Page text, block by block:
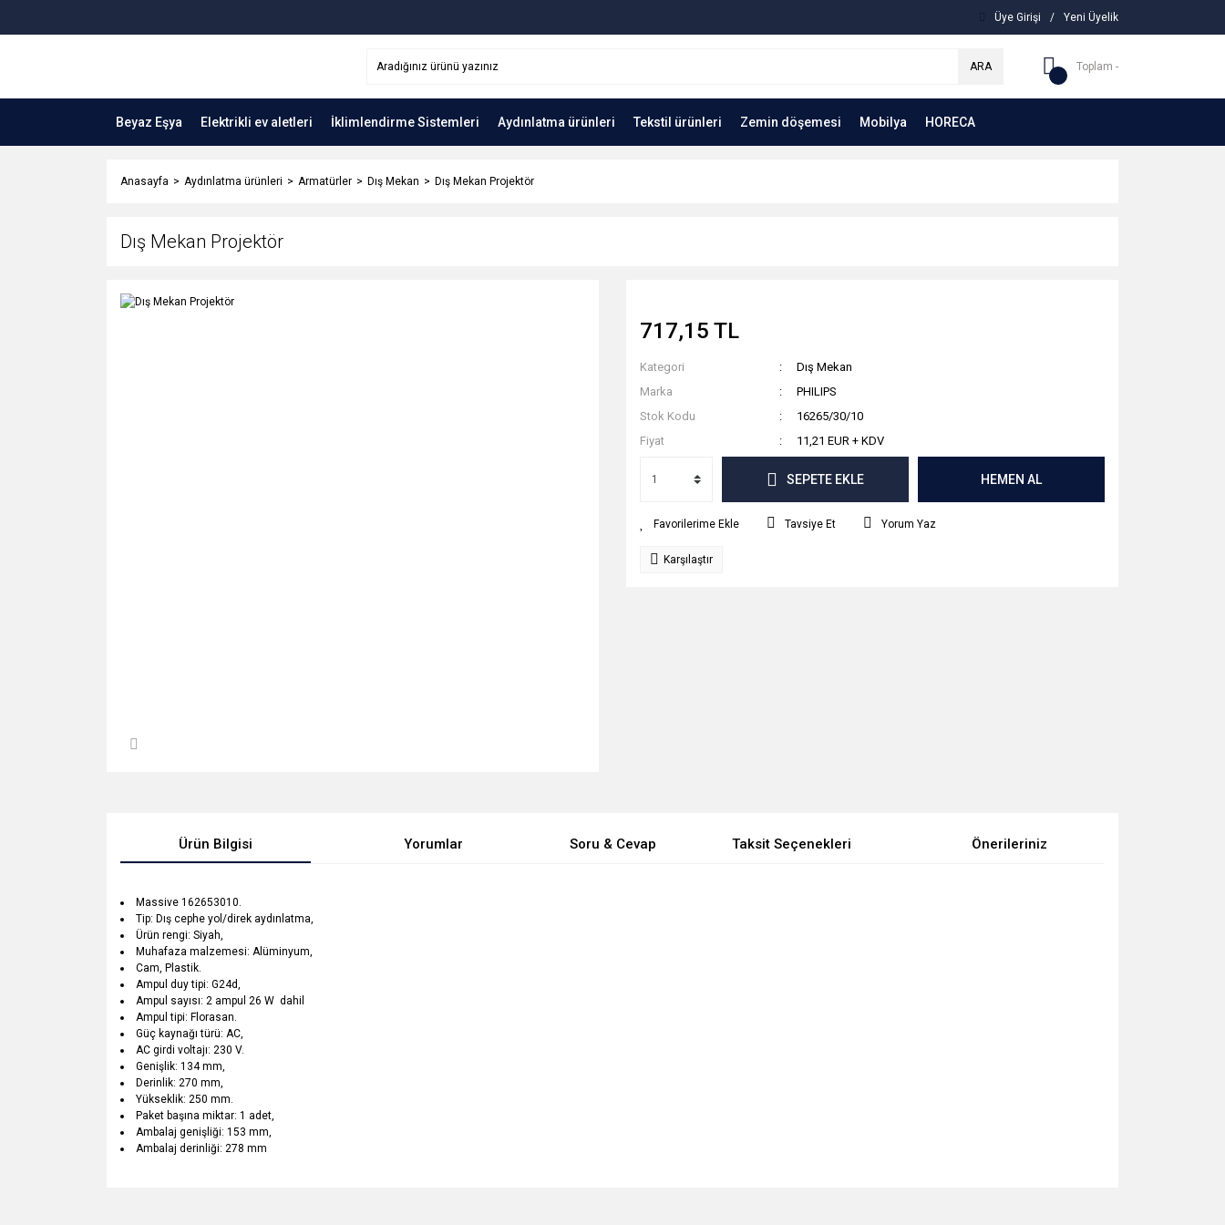
Üye Girişi / Yeni Üyelik
ARA Toplam -
Beyaz Eşya Elektrikli ev aletleri İklimlendirme Sistemleri Aydınlatma ürünleri Tekstil ürünleri Zemin döşemesi Mobilya HORECA
Anasayfa Aydınlatma ürünleri Armatürler Dış Mekan Dış Mekan Projektör
Dış Mekan Projektör
717,15 TL
Kategori
Dış Mekan
Marka
PHILIPS
Stok Kodu
16265/30/10
Fiyat
11,21 EUR + KDV
SEPETE EKLE HEMEN AL
Tavsiye Et Yorum Yaz
Karşılaştır
Ürün Bilgisi Yorumlar Soru & Cevap Taksit Seçenekleri Önerileriniz
Massive 162653010.
Tip: Dış cephe yol/direk aydınlatma,
Ürün rengi: Siyah,
Muhafaza malzemesi: Alüminyum,
Cam, Plastik.
Ampul duy tipi: G24d,
Ampul sayısı: 2 ampul 26 W dahil
Ampul tipi: Florasan.
Güç kaynağı türü: AC,
AC girdi voltajı: 230 V.
Genişlik: 134 mm,
Derinlik: 270 mm,
Yükseklik: 250 mm.
Paket başına miktar: 1 adet,
Ambalaj genişliği: 153 mm,
Ambalaj derinliği: 278 mm